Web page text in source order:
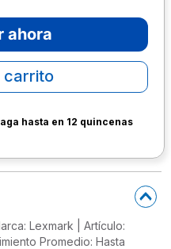
ahora
carrito
hasta en 12 quincenas
Lexmark | Artículo:
Promedio: Hasta